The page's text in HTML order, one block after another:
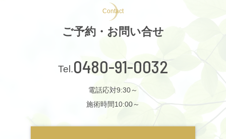
Contact
ご予約・お問い合せ
0480-91-0032
電話応対9:30～
施術時間10:00～